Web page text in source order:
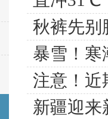
秋裤先别
暴雪！寒
注意！近
新疆迎来